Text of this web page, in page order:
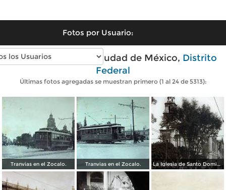
Fotos por Usuario:
Fotos antiguas de Ciudad de México, Distrito
Federal
Últimas fotos agregadas se muestran primero (1 al 24 de 5313):
Tranvias en el Zocalo. Tranvias en el Zocalo. La Iglesia de Santo Domingo.